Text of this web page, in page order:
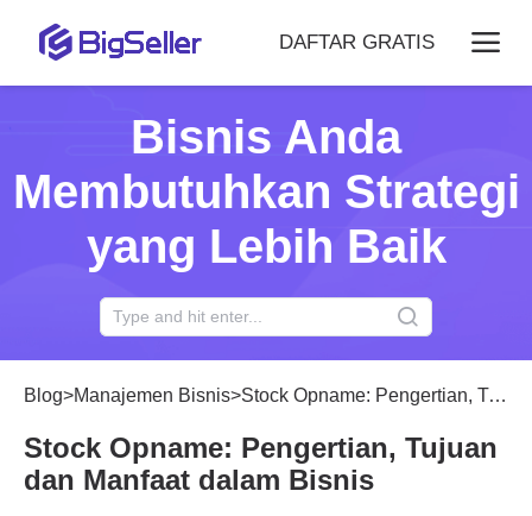
DAFTAR GRATIS
Bisnis Anda
Membutuhkan Strategi
yang Lebih Baik
Blog>Manajemen Bisnis>Stock Opname: Pengertian, Tujuan dan Manfaat dalam Bisnis
Stock Opname: Pengertian, Tujuan
dan Manfaat dalam Bisnis